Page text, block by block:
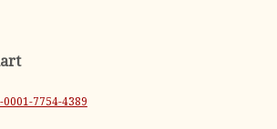
7754-4389